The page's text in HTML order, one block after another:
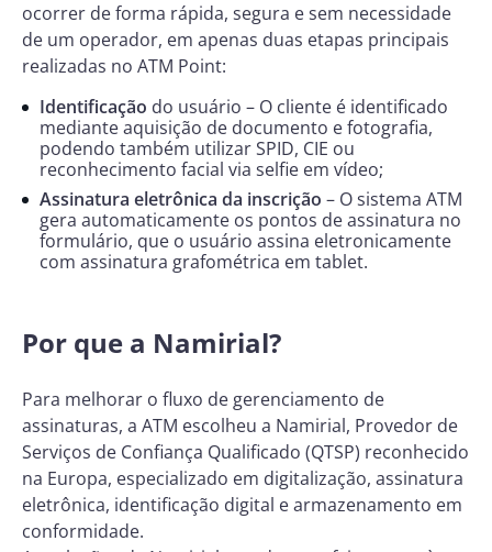
ocorrer de forma rápida, segura e sem necessidade
de um operador, em apenas duas etapas principais
realizadas no ATM Point:
Identificação do usuário – O cliente é identificado
mediante aquisição de documento e fotografia,
podendo também utilizar SPID, CIE ou
reconhecimento facial via selfie em vídeo;
Assinatura eletrônica da inscrição – O sistema ATM
gera automaticamente os pontos de assinatura no
formulário, que o usuário assina eletronicamente
com assinatura grafométrica em tablet.
Por que a Namirial?
Para melhorar o fluxo de gerenciamento de
assinaturas, a ATM escolheu a Namirial, Provedor de
Serviços de Confiança Qualificado (QTSP) reconhecido
na Europa, especializado em digitalização, assinatura
eletrônica, identificação digital e armazenamento em
conformidade.